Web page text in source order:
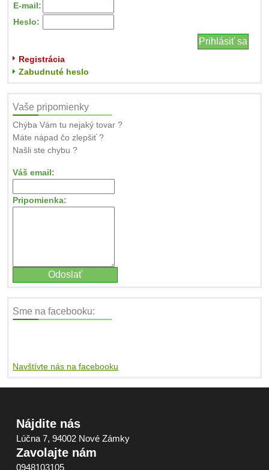
E-mail:
Heslo:
Registrácia
Zabudnuté heslo
Vaše pripomienky
Chýba Vám tu nejaký tovar ?
Máte nápad čo zlepšiť ?
Našli ste chybu ?
Váš email:
Pripomienka:
Sme na facebooku:
Navštívte nás na facebooku
Nájdite nás
Lúčna 7, 94002 Nové Zámky
Zavolajte nám
0948103105